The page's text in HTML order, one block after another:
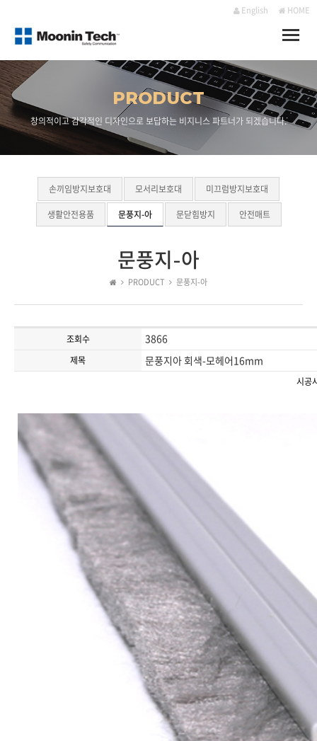
English HOME
Toggle
PRODUCT
창의적이고 감각적인 디자인으로 보답하는 비지니스 파트너가 되겠습니다.
손끼임방지보호대 모서리보호대
미끄럼방지보호대
생활안전용품
문풍지-아 문닫힘방지 안전매트
문풍지-아
PRODUCT 문풍지-아
조회수 3866
제목 문풍지아 회색-모헤어16mm
시공